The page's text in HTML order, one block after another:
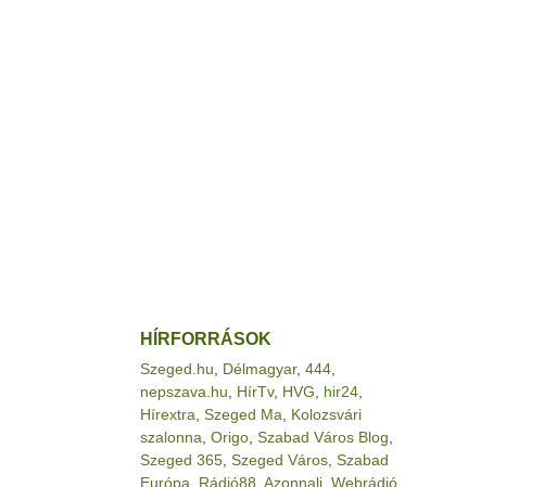
HÍRFORRÁSOK
Szeged.hu Délmagyar, 444
nepszava.hu
HírTv, HVG hir24
Hírextra Szeged Ma
Kolozsvári
szalonna Origo Szabad Város Blog
Szeged 365 Szeged Város Szabad
Európa
Rádió88 Azonnali Webrádió